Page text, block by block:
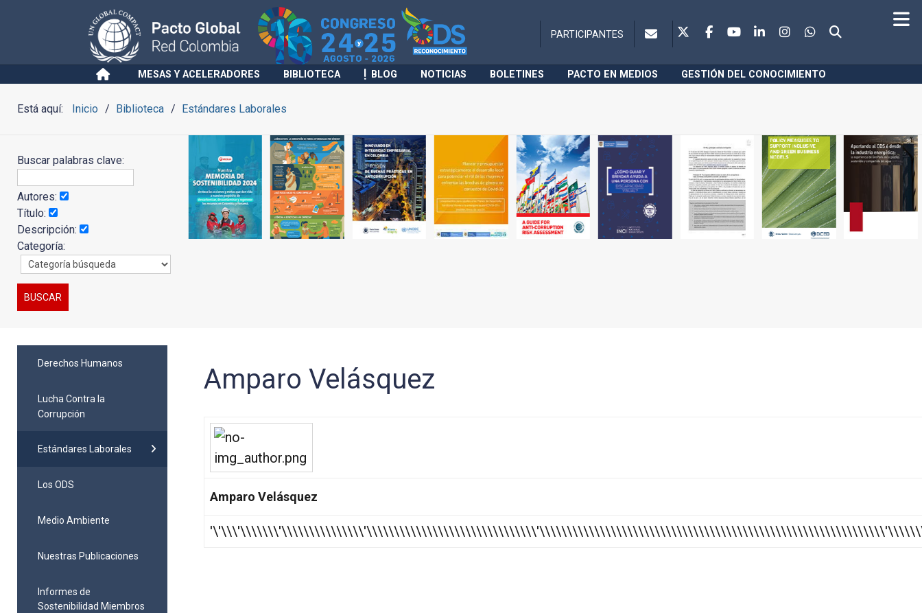
PARTICIPANTES
MESAS Y ACELERADORES BIBLIOTECA BLOG NOTICIAS BOLETINES PACTO EN MEDIOS GESTIÓN DEL CONOCIMIENTO
Está aquí: Inicio Biblioteca Estándares Laborales
Buscar palabras clave:
Autores:
Título:
Descripción:
Categoría:
Derechos Humanos
Lucha Contra la
Corrupción
Estándares Laborales
Los ODS
Medio Ambiente
Nuestras Publicaciones
Informes de
Sostenibilidad Miembros
Amparo Velásquez
Amparo Velásquez